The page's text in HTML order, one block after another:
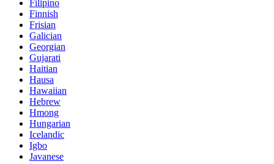
Filipino
Finnish
Frisian
Galician
Georgian
Gujarati
Haitian
Hausa
Hawaiian
Hebrew
Hmong
Hungarian
Icelandic
Igbo
Javanese